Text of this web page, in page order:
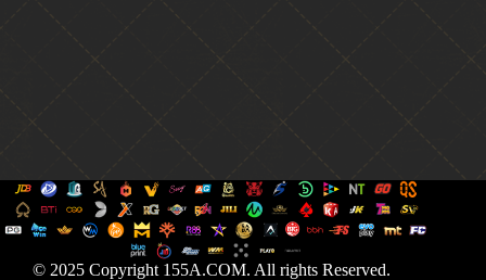
© 2025 Copyright 155A.COM. All rights Reserved.